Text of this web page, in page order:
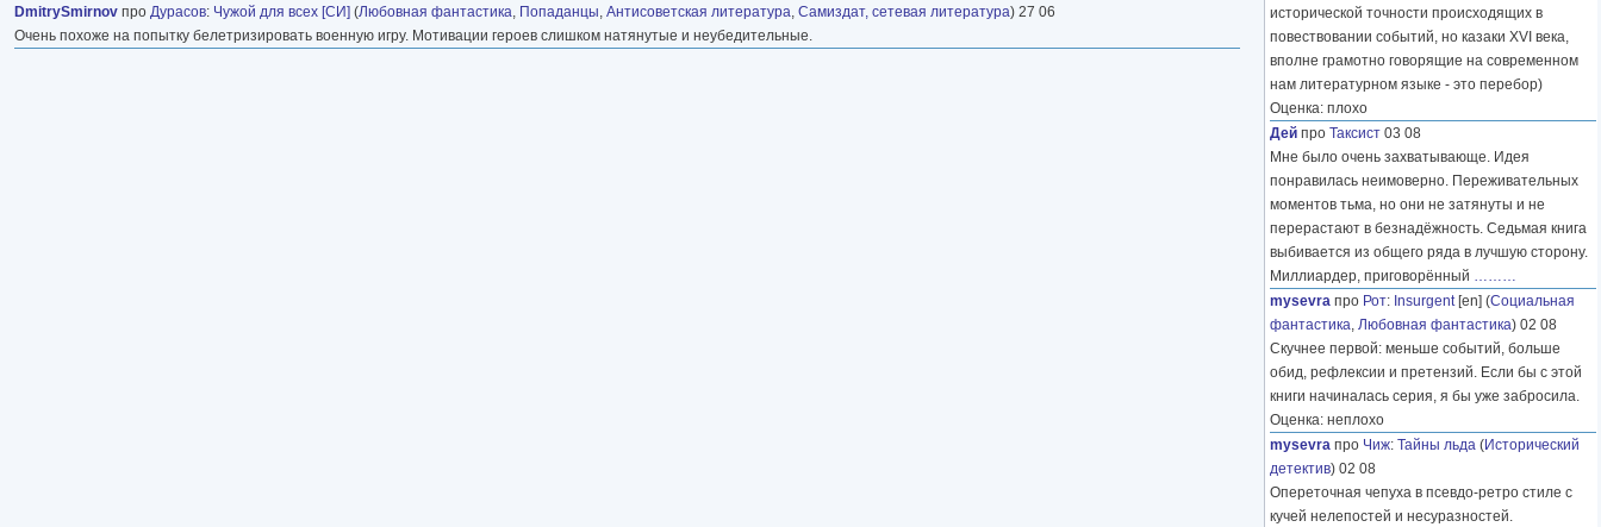
DmitrySmirnov про Дурасов: Чужой для всех [СИ] (Любовная фантастика, Попаданцы, Антисоветская литература, Самиздат, сетевая литература) 27 06
Очень похоже на попытку белетризировать военную игру. Мотивации героев слишком натянутые и неубедительные.
исторической точности происходящих в
повествовании событий, но казаки XVI века,
вполне грамотно говорящие на современном
нам литературном языке - это перебор)
Оценка: плохо
Дей про Таксист 03 08
Мне было очень захватывающе. Идея
понравилась неимоверно. Переживательных
моментов тьма, но они не затянуты и не
перерастают в безнадёжность. Седьмая книга
выбивается из общего ряда в лучшую сторону.
Миллиардер, приговорённый ………
mysevra про Рот: Insurgent[en] (Социальная
фантастика, Любовная фантастика) 02 08
Скучнее первой: меньше событий, больше
обид, рефлексии и претензий. Если бы с этой
книги начиналась серия, я бы уже забросила.
Оценка: неплохо
mysevra про Чиж: Тайны льда (Исторический
детектив) 02 08
Опереточная чепуха в псевдо-ретро стиле с
кучей нелепостей и несуразностей.